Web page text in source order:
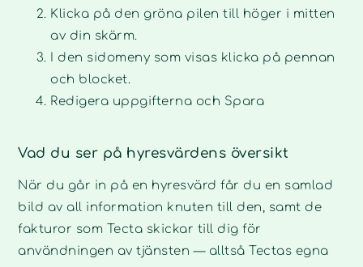
Klicka på den gröna pilen till höger i mitten
av din skärm.
I den sidomeny som visas klicka på pennan
och blocket.
Redigera uppgifterna och Spara
Vad du ser på hyresvärdens översikt
När du går in på en hyresvärd får du en samlad
bild av all information knuten till den, samt de
fakturor som Tecta skickar till dig för
användningen av tjänsten — alltså Tectas egna